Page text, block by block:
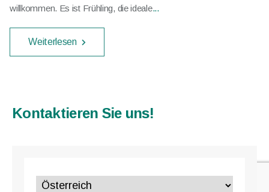
willkommen. Es ist Frühling, die ideale...
Weiterlesen
Kontaktieren Sie uns!